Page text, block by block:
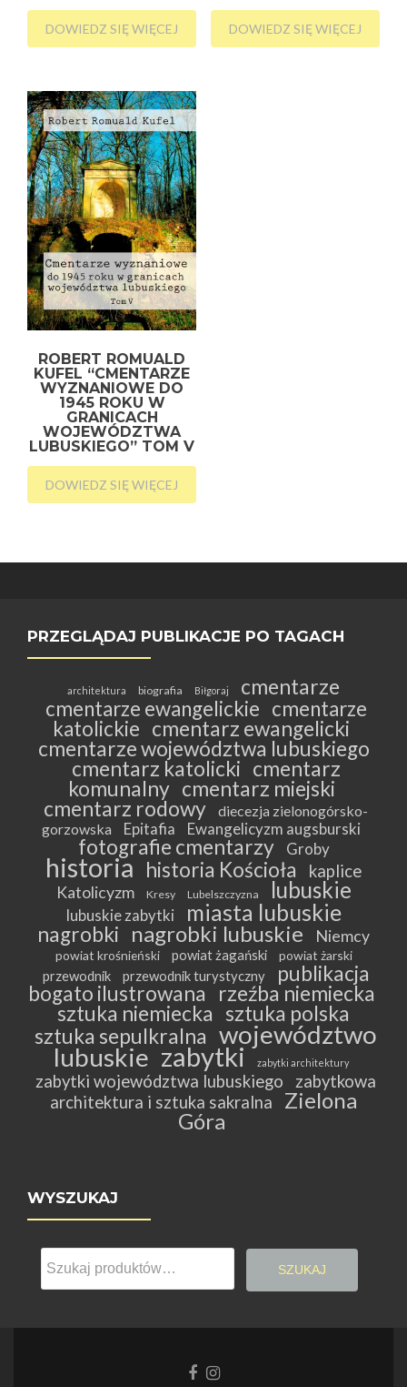
DOWIEDZ SIĘ WIĘCEJ DOWIEDZ SIĘ WIĘCEJ
ROBERT ROMUALD
KUFEL “CMENTARZE
WYZNANIOWE DO
1945 ROKU W
GRANICACH
WOJEWÓDZTWA
LUBUSKIEGO” TOM V
DOWIEDZ SIĘ WIĘCEJ
PRZEGLĄDAJ PUBLIKACJE PO TAGACH
architektura biografia Biłgoraj
cmentarze
cmentarze ewangelickie cmentarze
katolickie cmentarz ewangelicki
cmentarze województwa lubuskiego
cmentarz katolicki cmentarz
komunalny cmentarz miejski
cmentarz rodowy
diecezja zielonogórsko-
gorzowska
Epitafia Ewangelicyzm augsburski
fotografie cmentarzy Groby
historia historia Kościoła kaplice
Katolicyzm Kresy Lubelszczyzna lubuskie
lubuskie zabytki miasta lubuskie
nagrobki nagrobki lubuskie Niemcy
powiat krośnieński powiat żagański powiat żarski
przewodnik przewodnik turystyczny
publikacja
bogato ilustrowana
rzeźba niemiecka
sztuka niemiecka sztuka polska
sztuka sepulkralna województwo
lubuskie zabytki zabytki architektury
zabytki województwa lubuskiego
zabytkowa
architektura i sztuka sakralna
Zielona
Góra
WYSZUKAJ
Szukaj:
SZUKAJ
LinkLink